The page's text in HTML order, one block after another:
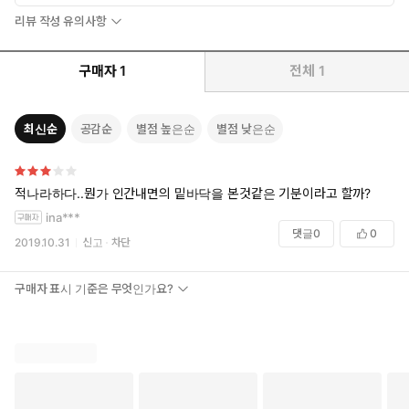
리뷰 작성 유의사항
구매자 1 전체 1
최신순 공감순 별점 높은순 별점 낮은순
적나라하다..뭔가 인간내면의 밑바닥을 본것같은 기분이라고 할까?
ina***
2019.10.31 신고 차단
댓글0 0
구매자 표시 기준은 무엇인가요?